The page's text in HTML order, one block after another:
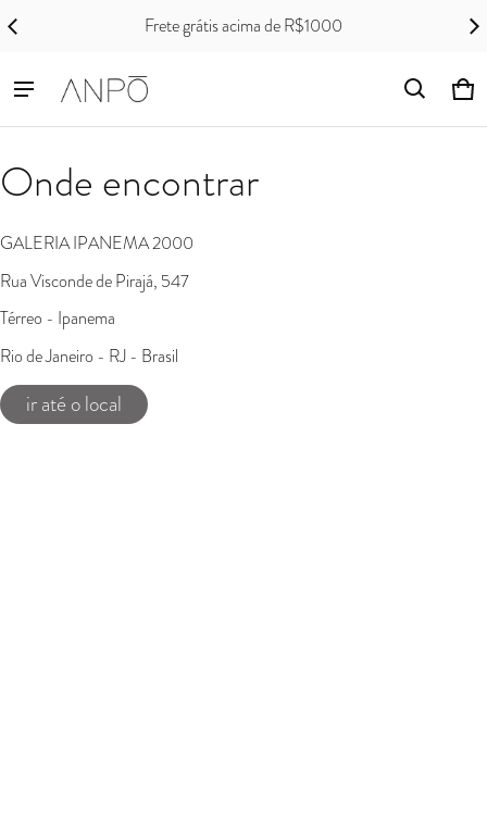
Frete grátis acima de R$1000
0
Onde encontrar
GALERIA IPANEMA 2000
Rua Visconde de Pirajá, 547
Térreo - Ipanema
Rio de Janeiro - RJ - Brasil
ir até o local